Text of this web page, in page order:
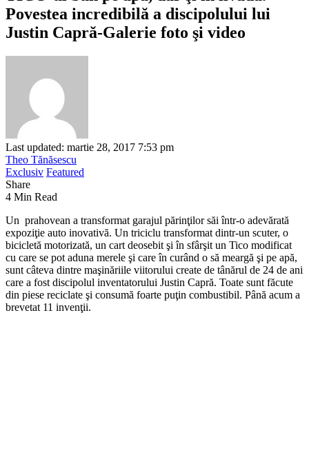
Povestea incredibilă a discipolului lui
Justin Capră-Galerie foto şi video
Last updated: martie 28, 2017 7:53 pm
Theo Tănăsescu
Exclusiv Featured
Share
4 Min Read
Un prahovean a transformat garajul părinţilor săi într-o adevărată
expoziţie auto inovativă. Un triciclu transformat dintr-un scuter, o
bicicletă motorizată, un cart deosebit şi în sfârşit un Tico modificat
cu care se pot aduna merele şi care în curând o să meargă şi pe apă,
sunt câteva dintre maşinăriile viitorului create de tânărul de 24 de ani
care a fost discipolul inventatorului Justin Capră. Toate sunt făcute
din piese reciclate şi consumă foarte puţin combustibil. Până acum a
brevetat 11 invenţii.